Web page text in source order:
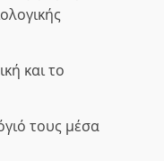
και το
τους μέσα